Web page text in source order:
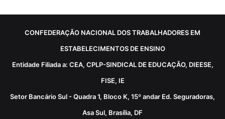
CONFEDERAÇÃO NACIONAL DOS TRABALHADORES EM
ESTABELECIMENTOS DE ENSINO
Entidade Filiada a: CEA, CPLP-SINDICAL DE EDUCAÇÃO, DIEESE,
FISE, IE
Setor Bancário Sul - Quadra 1, Bloco K, 15º andar Ed. Seguradoras,
Asa Sul, Brasília, DF